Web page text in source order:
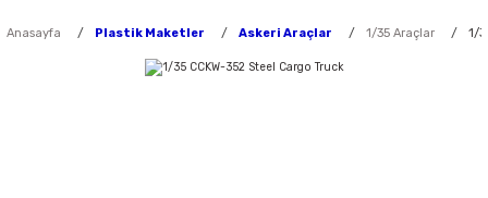
Anasayfa Plastik Maketler Askeri Araçlar 1/35 Araçlar 1/